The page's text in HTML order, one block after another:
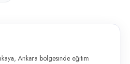
Ankara bölgesinde eğitim